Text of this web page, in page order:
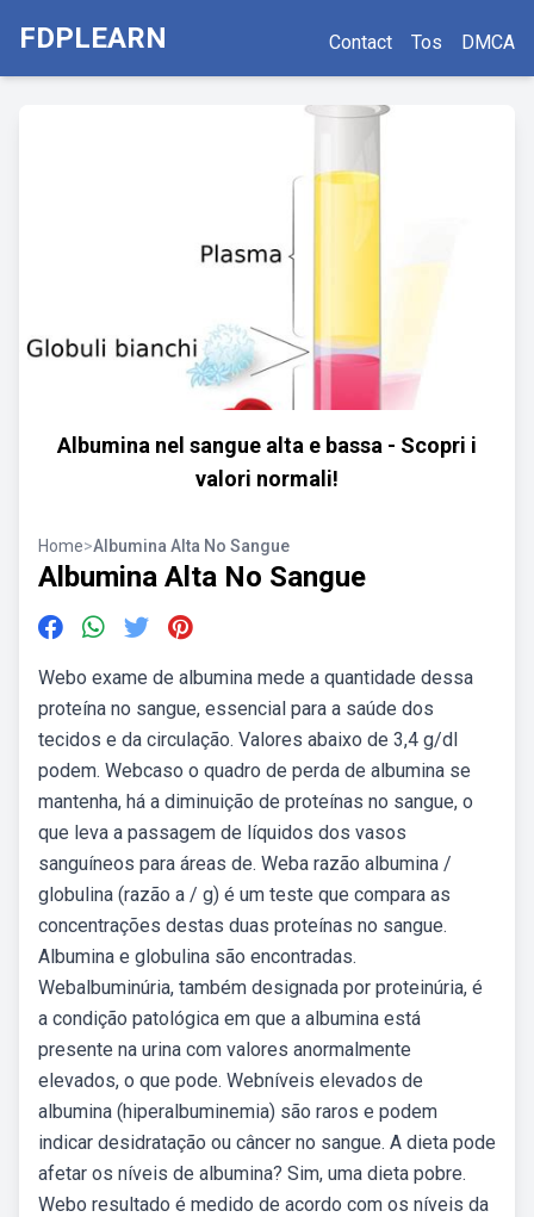
FDPLEARN Contact Tos DMCA
Albumina nel sangue alta e bassa - Scopri i
valori normali!
Home>Albumina Alta No Sangue
Albumina Alta No Sangue
Webo exame de albumina mede a quantidade dessa
proteína no sangue, essencial para a saúde dos
tecidos e da circulação. Valores abaixo de 3,4 g/dl
podem. Webcaso o quadro de perda de albumina se
mantenha, há a diminuição de proteínas no sangue, o
que leva a passagem de líquidos dos vasos
sanguíneos para áreas de. Weba razão albumina /
globulina (razão a / g) é um teste que compara as
concentrações destas duas proteínas no sangue.
Albumina e globulina são encontradas.
Webalbuminúria, também designada por proteinúria, é
a condição patológica em que a albumina está
presente na urina com valores anormalmente
elevados, o que pode. Webníveis elevados de
albumina (hiperalbuminemia) são raros e podem
indicar desidratação ou câncer no sangue. A dieta pode
afetar os níveis de albumina? Sim, uma dieta pobre.
Webo resultado é medido de acordo com os níveis da